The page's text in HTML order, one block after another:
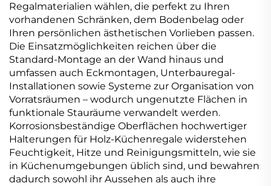
Regalmaterialien wählen, die perfekt zu Ihren
vorhandenen Schränken, dem Bodenbelag oder
Ihren persönlichen ästhetischen Vorlieben passen.
Die Einsatzmöglichkeiten reichen über die
Standard-Montage an der Wand hinaus und
umfassen auch Eckmontagen, Unterbauregal-
Installationen sowie Systeme zur Organisation von
Vorratsräumen – wodurch ungenutzte Flächen in
funktionale Stauräume verwandelt werden.
Korrosionsbeständige Oberflächen hochwertiger
Halterungen für Holz-Küchenregale widerstehen
Feuchtigkeit, Hitze und Reinigungsmitteln, wie sie
in Küchenumgebungen üblich sind, und bewahren
dadurch sowohl ihr Aussehen als auch ihre